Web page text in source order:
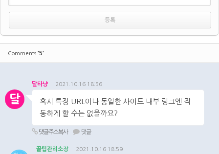
Comments '5'
달
달타냥 2021.10.16 18:56
혹시 특정 URL이나 동일한 사이트 내부 링크엔 작
동하게 할 수는 없을까요?
댓글주소복사 댓글
꿀팁관리소장 2021.10.16 18:59